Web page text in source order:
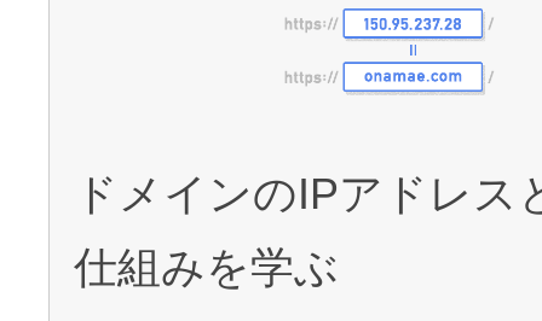
ブランド保護対策をかんたんに
その他
アフィリエイト（成果報酬型
ドメインのIPアドレス
仕組みを学ぶ